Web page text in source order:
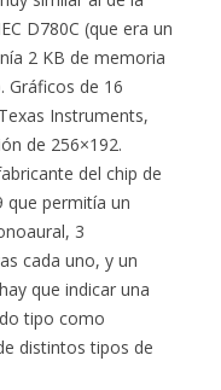
D780C (que era un
2 KB de memoria
Gráficos de 16
Instruments,
de 256×192.
del chip de
que permitía un
3
cada uno, y un
que indicar una
tipo como
distintos tipos de